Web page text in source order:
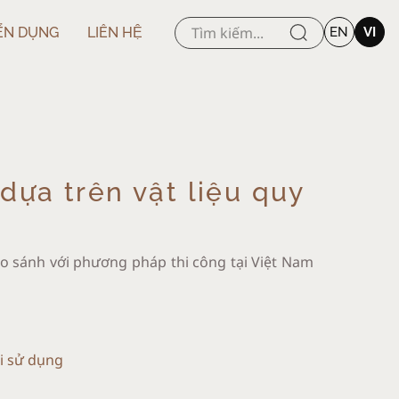
DỤNG LIÊN HỆ EN VI
trên vật liệu quy
sánh với phương pháp thi công tại Việt Nam
sử dụng